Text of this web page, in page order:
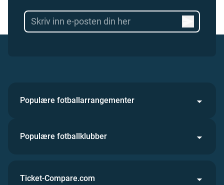
Populære fotballarrangementer
Populære fotballklubber
Ticket-Compare.com